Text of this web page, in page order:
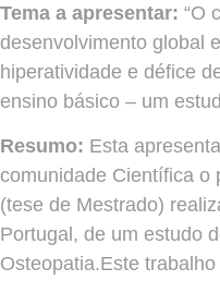
Tema a apresentar: “O
desenvolvimento global
hiperatividade e défice
ensino básico – um
Resumo: Esta
comunidade Científica o
(tese de Mestrado)
Portugal, de um estudo
Osteopatia.Este